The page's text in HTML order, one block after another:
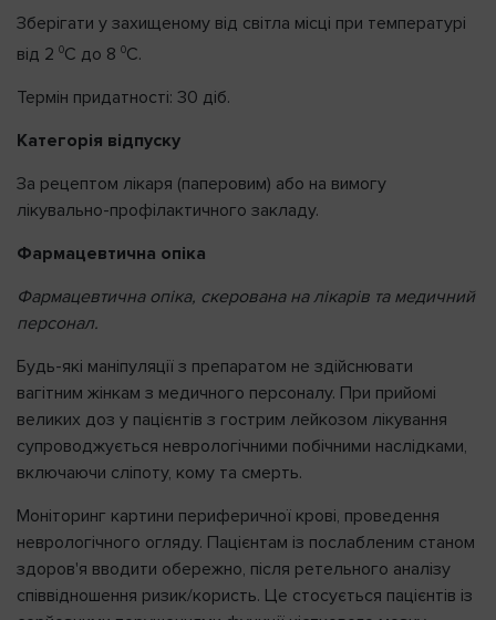
Зберігати у захищеному від світла місці при температурі
від 2 0С до 8 0С.
Термін придатності: 30 діб.
Категорія відпуску
За рецептом лікаря (паперовим) або на вимогу
лікувально-профілактичного закладу.
Фармацевтична опіка
Фармацевтична опіка, скерована на лікарів та медичний
персонал.
Будь-які маніпуляції з препаратом не здійснювати
вагітним жінкам з медичного персоналу. При прийомі
великих доз у пацієнтів з гострим лейкозом лікування
супроводжується неврологічними побічними наслідками,
включаючи сліпоту, кому та смерть.
Моніторинг картини периферичної крові, проведення
неврологічного огляду. Пацієнтам із послабленим станом
здоров'я вводити обережно, після ретельного аналізу
співвідношення ризик/користь. Це стосується пацієнтів із